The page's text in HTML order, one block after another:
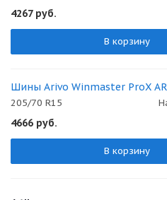
4267руб.
В корзину
Шины Arivo Winmaster ProX
205/70 R15
4666 руб.
В корзину